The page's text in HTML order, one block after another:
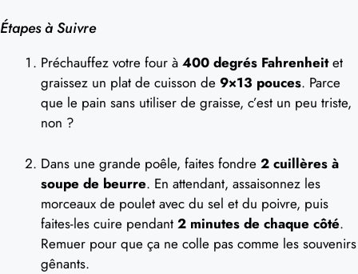
Étapes à Suivre
Préchauffez votre four à 400 degrés Fahrenheitet
graissez un plat de cuisson de 9×13 pouces. Parce
que le pain sans utiliser de graisse, c’est un peu triste,
non ?
Dans une grande poêle, faites fondre 2 cuillères à
soupe de beurre. En attendant, assaisonnez les
morceaux de poulet avec du sel et du poivre, puis
faites-les cuire pendant 2 minutes de chaque côté.
Remuer pour que ça ne colle pas comme les souvenirs
gênants.